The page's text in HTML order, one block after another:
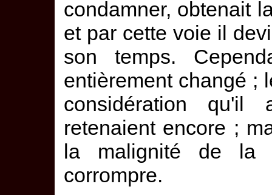
condamner, obtenait
et par cette voie il
son temps.
entièrement changé ;
considération
retenaient encore ;
la malignité de la
corrompre.